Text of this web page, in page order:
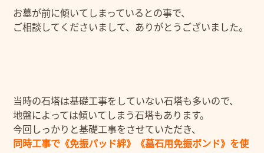
お墓が前に傾いてしまっているとの事で、
ご相談してくださいまして、ありがとうございました。
当時の石塔は基礎工事をしていない石塔も多いので、
地盤によっては傾いてしまう石塔もあります。
今回しっかりと基礎工事をさせていただき、
同時工事で《免振パッド絆》《墓石用免振ボンド》を使